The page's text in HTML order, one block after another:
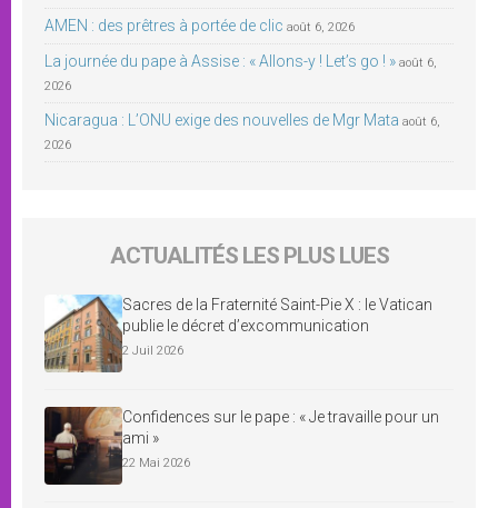
AMEN : des prêtres à portée de clic août 6, 2026
La journée du pape à Assise : « Allons-y ! Let’s go ! » août 6,
2026
Nicaragua : L’ONU exige des nouvelles de Mgr Mata août 6,
2026
ACTUALITÉS LES PLUS LUES
Sacres de la Fraternité Saint-Pie X : le Vatican
publie le décret d’excommunication
2 Juil 2026
Confidences sur le pape : « Je travaille pour un
ami »
22 Mai 2026